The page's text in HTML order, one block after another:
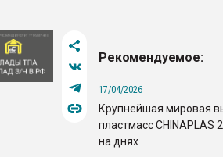
Рекомендуемое:
17/04/2026
Крупнейшая мировая
пластмасс CHINAPLAS
на днях